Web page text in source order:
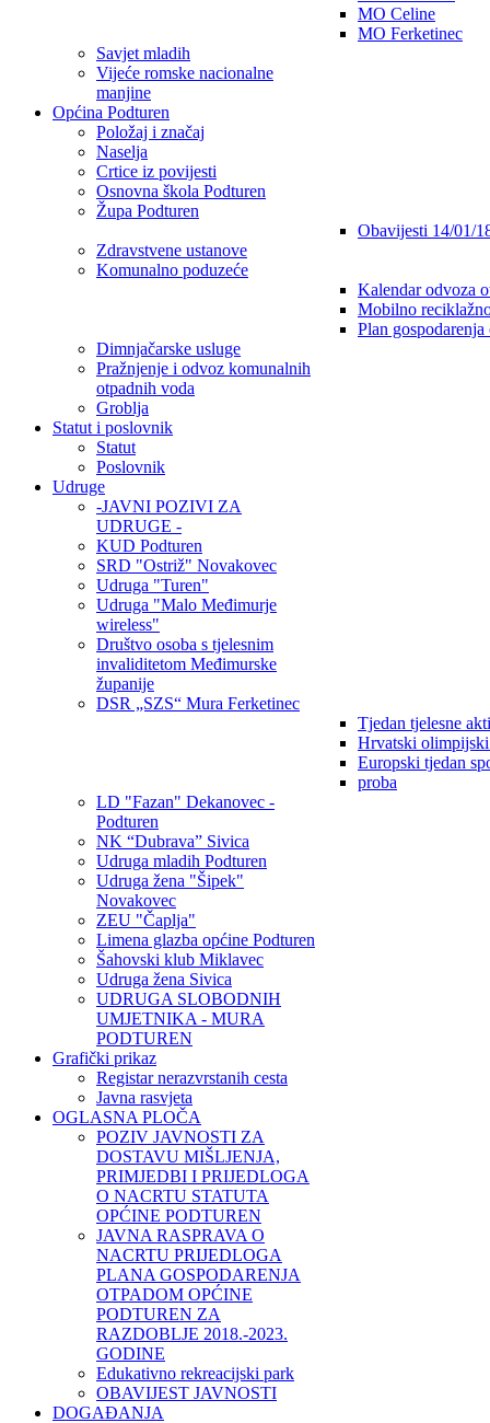
MO Celine
MO Ferketinec
Savjet mladih
Vijeće romske nacionalne
manjine
Općina Podturen
Položaj i značaj
Naselja
Crtice iz povijesti
Osnovna škola Podturen
Župa Podturen
Obavijesti 14/01/
Zdravstvene ustanove
Komunalno poduzeće
Kalendar odvoza
Mobilno
Plan gospodarenja
Dimnjačarske usluge
Pražnjenje i odvoz komunalnih
otpadnih voda
Groblja
Statut i poslovnik
Statut
Poslovnik
Udruge
-JAVNI POZIVI ZA
UDRUGE -
KUD Podturen
SRD "Ostriž" Novakovec
Udruga "Turen"
Udruga "Malo Međimurje
wireless"
Društvo osoba s tjelesnim
invaliditetom Međimurske
županije
DSR „SZS“ Mura Ferketinec
Tjedan tjelesne
Hrvatski
Europski tjedan
proba
LD "Fazan" Dekanovec -
Podturen
NK “Dubrava” Sivica
Udruga mladih Podturen
Udruga žena "Šipek"
Novakovec
ZEU "Čaplja"
Limena glazba općine Podturen
Šahovski klub Miklavec
Udruga žena Sivica
UDRUGA SLOBODNIH
UMJETNIKA - MURA
PODTUREN
Grafički prikaz
Registar nerazvrstanih cesta
Javna rasvjeta
OGLASNA PLOČA
POZIV JAVNOSTI ZA
DOSTAVU MIŠLJENJA,
PRIMJEDBI I PRIJEDLOGA
O NACRTU STATUTA
OPĆINE PODTUREN
JAVNA RASPRAVA O
NACRTU PRIJEDLOGA
PLANA GOSPODARENJA
OTPADOM OPĆINE
PODTUREN ZA
RAZDOBLJE 2018.-2023.
GODINE
Edukativno rekreacijski park
OBAVIJEST JAVNOSTI
DOGAĐANJA